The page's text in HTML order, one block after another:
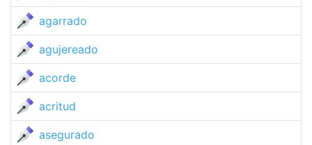
agarrado
agujereado
acorde
acritud
asegurado